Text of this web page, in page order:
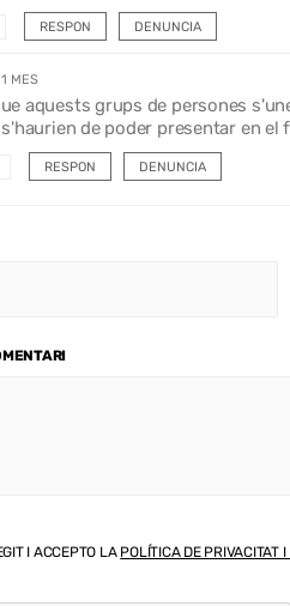
RESPON DENUNCIA
MES
aquests grups de persones
de poder presentar en el
RESPON DENUNCIA
I ACCEPTO LA POLÍTICA DE PRIVACITAT